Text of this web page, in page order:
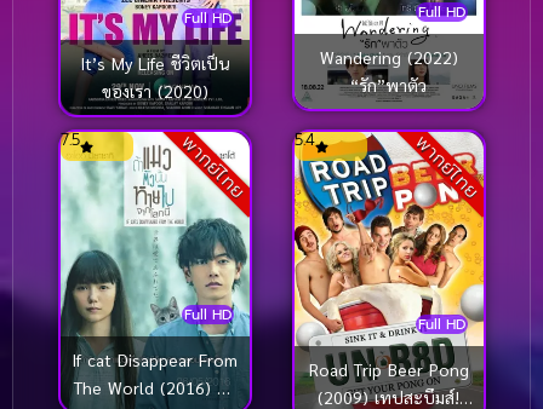
Full HD
It’s My Life ชีวิตเป็น
ของเรา (2020)
Full HD
Wandering (2022)
“รัก”พาตัว
พากย์ไทย
Full HD
7.5
If cat Disappear From
The World (2016) ถ้า
พากย์ไทย
Full HD
5.4
Road Trip Beer Pong
(2009) เทปสะบึมส์!